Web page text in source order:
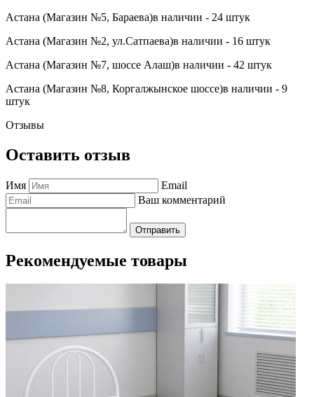
Астана (Магазин №5, Бараева)в наличии - 24 штук
Астана (Магазин №2, ул.Сатпаева)в наличии - 16 штук
Астана (Магазин №7, шоссе Алаш)в наличии - 42 штук
Астана (Магазин №8, Коргалжынское шоссе)в наличии - 9
штук
Отзывы
Оставить отзыв
Имя
Email
Ваш комментарий
Отправить
Рекомендуемые товары